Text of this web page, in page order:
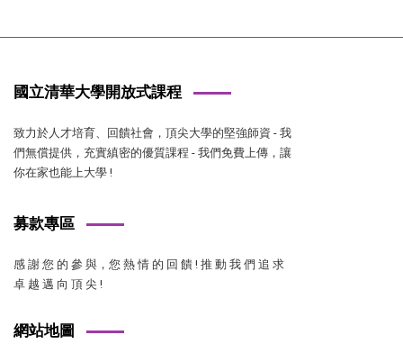
國立清華大學開放式課程
致力於人才培育、回饋社會，頂尖大學的堅強師資 - 我
們無償提供，充實縝密的優質課程 - 我們免費上傳，讓
你在家也能上大學 !
募款專區
感 謝 您 的 參 與，您 熱 情 的 回 饋 ! 推 動 我 們 追 求
卓 越 邁 向 頂 尖 !
網站地圖